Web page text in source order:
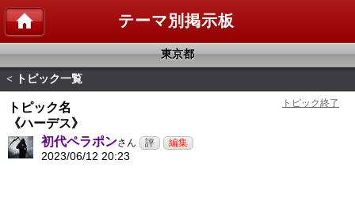
テーマ別掲示板
東京都
< トピック一覧
トピック名
《ハーデス》
初代ペラポンさん
2023/06/12 20:23